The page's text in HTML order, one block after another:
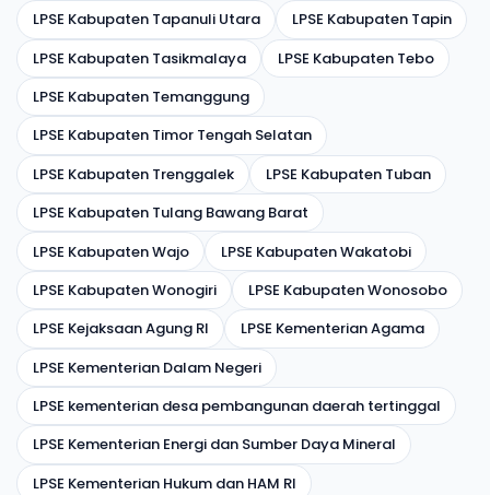
LPSE Kabupaten Tapanuli Utara
LPSE Kabupaten Tapin
LPSE Kabupaten Tasikmalaya
LPSE Kabupaten Tebo
LPSE Kabupaten Temanggung
LPSE Kabupaten Timor Tengah Selatan
LPSE Kabupaten Trenggalek
LPSE Kabupaten Tuban
LPSE Kabupaten Tulang Bawang Barat
LPSE Kabupaten Wajo
LPSE Kabupaten Wakatobi
LPSE Kabupaten Wonogiri
LPSE Kabupaten Wonosobo
LPSE Kejaksaan Agung RI
LPSE Kementerian Agama
LPSE Kementerian Dalam Negeri
LPSE kementerian desa pembangunan daerah tertinggal
LPSE Kementerian Energi dan Sumber Daya Mineral
LPSE Kementerian Hukum dan HAM RI